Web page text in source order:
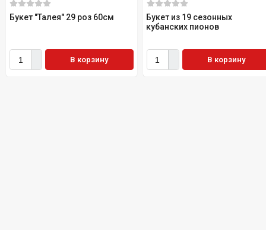
Букет "Талея" 29 роз 60см
В корзину
Букет из 19 сезонных
кубанских пионов
В корзину